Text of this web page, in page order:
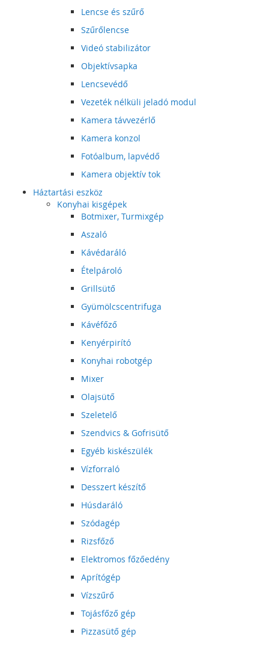
Lencse és szűrő
Szűrőlencse
Videó stabilizátor
Objektívsapka
Lencsevédő
Vezeték nélküli jeladó modul
Kamera távvezérlő
Kamera konzol
Fotóalbum, lapvédő
Kamera objektív tok
Háztartási eszköz
Konyhai kisgépek
Botmixer, Turmixgép
Aszaló
Kávédaráló
Ételpároló
Grillsütő
Gyümölcscentrifuga
Kávéfőző
Kenyérpirító
Konyhai robotgép
Mixer
Olajsütő
Szeletelő
Szendvics & Gofrisütő
Egyéb kiskészülék
Vízforraló
Desszert készítő
Húsdaráló
Szódagép
Rizsfőző
Elektromos főzőedény
Aprítógép
Vízszűrő
Tojásfőző gép
Pizzasütő gép